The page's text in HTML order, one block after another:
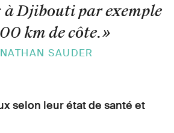
Djibouti par exemple
km de côte.»
SAUDER
selon leur état de santé et